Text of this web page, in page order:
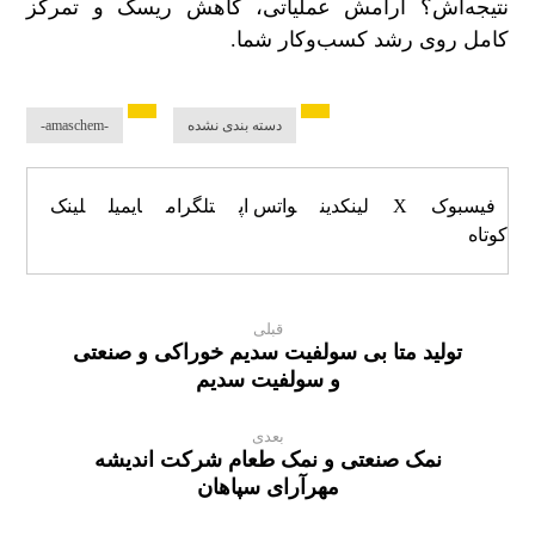
نتیجه‌اش؟ آرامش عملیاتی، کاهش ریسک و تمرکز
کامل روی رشد کسب‌وکار شما.
-amaschem- دسته بندی نشده
فیسبوک X لینکدین واتس اپ تلگرام ایمیل
لینک
کوتاه
قبلی
تولید متا بی‌ سولفیت سدیم خوراکی و صنعتی
و سولفیت سدیم
بعدی
نمک صنعتی و نمک طعام شرکت اندیشه
مهرآرای سپاهان